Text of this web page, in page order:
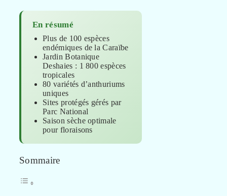
En résumé
Plus de 100 espèces
endémiques de la Caraïbe
Jardin Botanique
Deshaies : 1 800 espèces
tropicales
80 variétés d’anthuriums
uniques
Sites protégés gérés par
Parc National
Saison sèche optimale
pour floraisons
Sommaire